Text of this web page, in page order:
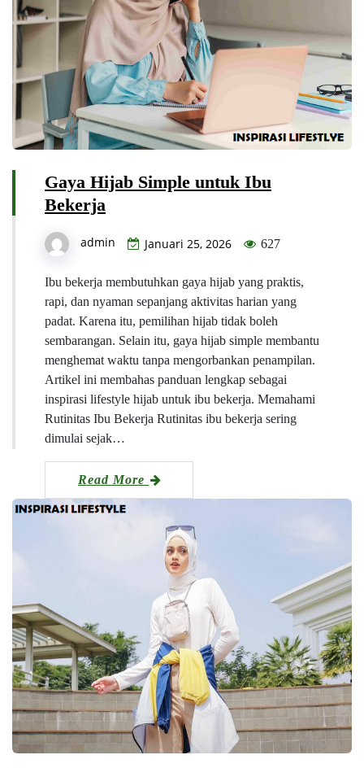
Gaya Hijab Simple untuk Ibu
Bekerja
admin Januari 25, 2026 627
Ibu bekerja membutuhkan gaya hijab yang praktis,
rapi, dan nyaman sepanjang aktivitas harian yang
padat. Karena itu, pemilihan hijab tidak boleh
sembarangan. Selain itu, gaya hijab simple membantu
menghemat waktu tanpa mengorbankan penampilan.
Artikel ini membahas panduan lengkap sebagai
inspirasi lifestyle hijab untuk ibu bekerja. Memahami
Rutinitas Ibu Bekerja Rutinitas ibu bekerja sering
dimulai sejak…
Read More